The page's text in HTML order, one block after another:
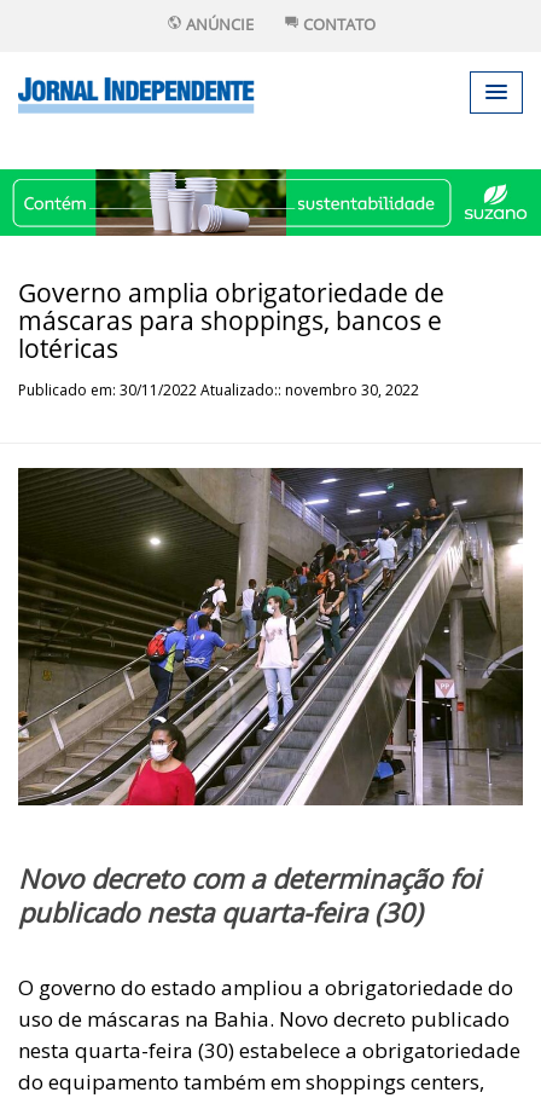
ANÚNCIE CONTATO
Governo amplia obrigatoriedade de
máscaras para shoppings, bancos e
lotéricas
Publicado em: 30/11/2022 Atualizado:: novembro 30, 2022
Novo decreto com a determinação foi
publicado nesta quarta-feira (30)
O governo do estado ampliou a obrigatoriedade do
uso de máscaras na Bahia. Novo decreto publicado
nesta quarta-feira (30) estabelece a obrigatoriedade
do equipamento também em shoppings centers,